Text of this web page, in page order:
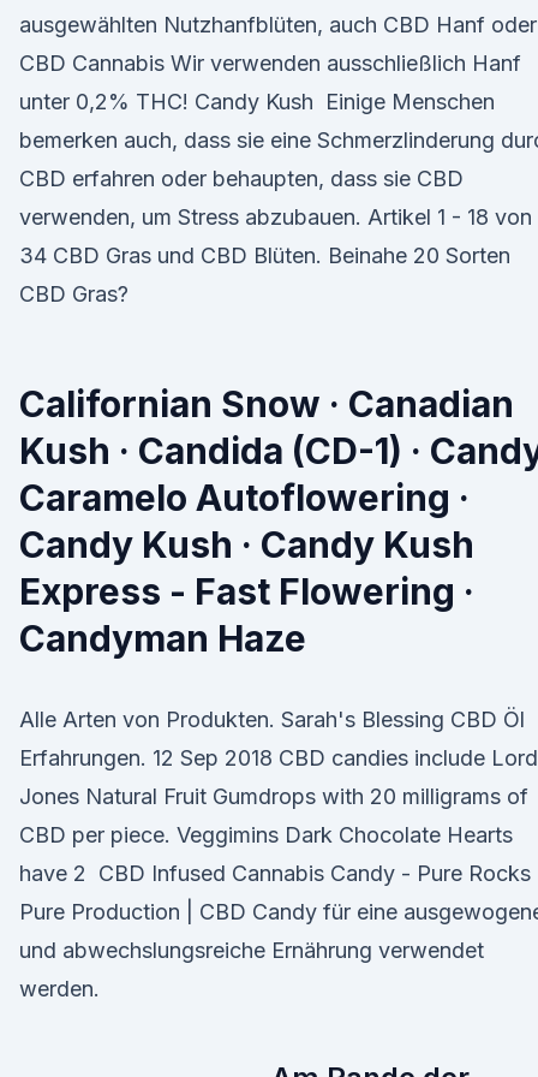
ausgewählten Nutzhanfblüten, auch CBD Hanf oder
CBD Cannabis Wir verwenden ausschließlich Hanf
unter 0,2% THC! Candy Kush Einige Menschen
bemerken auch, dass sie eine Schmerzlinderung
CBD erfahren oder behaupten, dass sie CBD
verwenden, um Stress abzubauen. Artikel 1 - 18 von
34 CBD Gras und CBD Blüten. Beinahe 20 Sorten
CBD Gras?
Californian Snow · Canadian
Kush · Candida (CD-1) ·
Caramelo Autoflowering ·
Candy Kush · Candy Kush
Express - Fast Flowering ·
Candyman Haze
Alle Arten von Produkten. Sarah's Blessing CBD Öl
Erfahrungen. 12 Sep 2018 CBD candies include Lord
Jones Natural Fruit Gumdrops with 20 milligrams of
CBD per piece. Veggimins Dark Chocolate Hearts
have 2 CBD Infused Cannabis Candy - Pure Rocks
Pure Production | CBD Candy für eine
und abwechslungsreiche Ernährung verwendet
werden.